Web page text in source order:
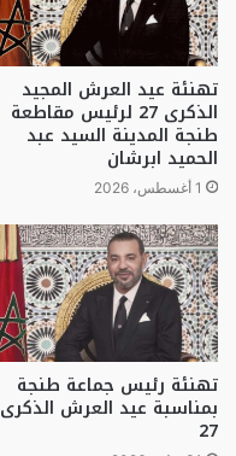
تهنئة عيد العرش المجيد
الذكرى 27 لرئيس مقاطعة
طنجة المدينة السيد عبد
الحميد ابرشان
1 أغسطس، 2026
تهنئة رئيس جماعة طنجة
بمناسبة عيد العرش الذكرى
27